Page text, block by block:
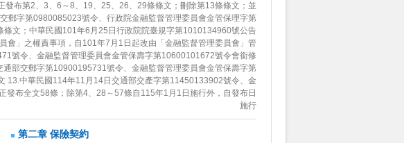
布第2、3、6～8、19、25、26、29條條文；刪除第13條條文；並
郵字第0980085023號令、行政院金融監督管理委員會金管保理字第
文；中華民國101年6月25日行政院院臺規字第1010134960號公告
會」之權責事項，自101年7月1日起改由「金融監督管理委員會」管
號令、金融監督管理委員會金管保壽字第10600101672號令會銜修
部交郵字第10900195731號令、金融監督管理委員會金管保壽字第
13.中華民國114年11月14日交通部交產字第11450133902號令、金
布全文58條；除第4、28～57條自115年1月1日施行外，自發布日
施行
第二章 保險契約